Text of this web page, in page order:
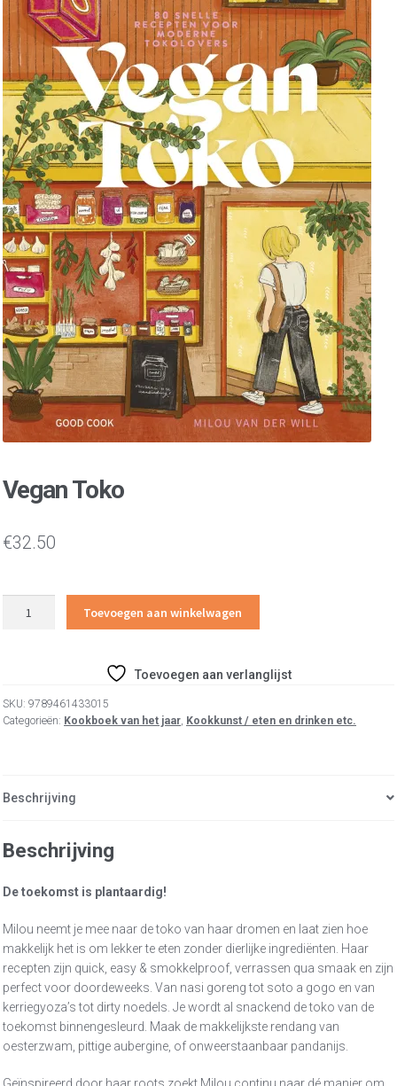
Vegan Toko
€32.50
Toevoegen aan winkelwagen
Toevoegen aan verlanglijst
SKU: 9789461433015
Categorieën: Kookboek van het jaar, Kookkunst / eten en drinken etc.
Beschrijving
Beschrijving
De toekomst is plantaardig!
Milou neemt je mee naar de toko van haar dromen en laat zien hoe
makkelijk het is om lekker te eten zonder dierlijke ingrediënten. Haar
recepten zijn quick, easy & smokkelproof, verrassen qua smaak en zijn
perfect voor doordeweeks. Van nasi goreng tot soto a gogo en van
kerriegyoza’s tot dirty noedels. Je wordt al snackend de toko van de
toekomst binnengesleurd. Maak de makkelijkste rendang van
oesterzwam, pittige aubergine, of onweerstaanbaar pandanijs.